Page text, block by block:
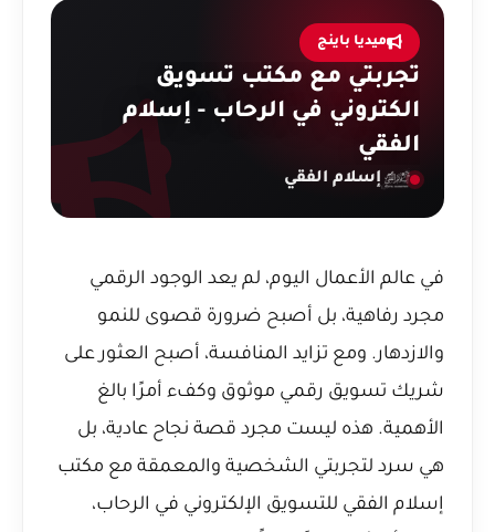
ميديا باينج
تجربتي مع مكتب تسويق
الكتروني في الرحاب - إسلام
الفقي
إسلام الفقي
في عالم الأعمال اليوم، لم يعد الوجود الرقمي
مجرد رفاهية، بل أصبح ضرورة قصوى للنمو
والازدهار. ومع تزايد المنافسة، أصبح العثور على
شريك تسويق رقمي موثوق وكفء أمرًا بالغ
الأهمية. هذه ليست مجرد قصة نجاح عادية، بل
هي سرد لتجربتي الشخصية والمعمقة مع مكتب
إسلام الفقي للتسويق الإلكتروني في الرحاب،